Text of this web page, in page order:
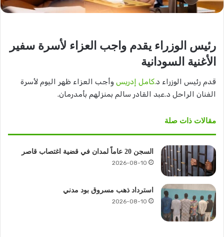
رئيس الوزراء يقدم واجب العزاء لأسرة سفير
الأغنية السودانية
قدم رئيس الوزراء د.كامل إدريس وأجب العزاء ظهر اليوم لأسرة
الفنان الراحل د.عبد القادر سالم بمنزلهم بأمدرمان.
مقالات ذات صلة
السجن 20 عاماً لمدان في قضية اغتصاب قاصر
2026-08-10
استرداد ذهب مسروق بود مدني
2026-08-10